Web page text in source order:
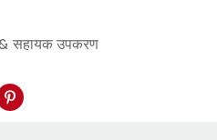
& सहायक उपकरण